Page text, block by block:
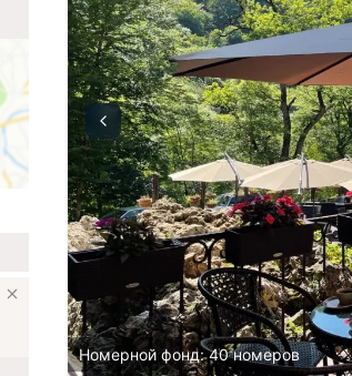
Номерной фонд: 40 номеров